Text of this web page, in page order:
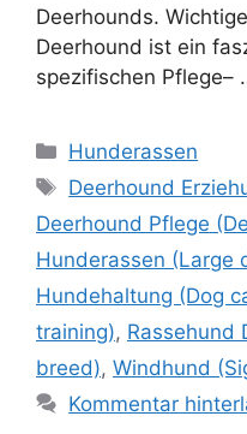
Deerhounds.
Deerhound ist ein
spezifischen Pflege–
Kategorien
Hunderassen
Schlagwörter
Deerhound
Deerhound Pflege
Hunderassen (Large
Hundehaltung (Dog
training), Rassehund
breed), Windhund
Kommentar